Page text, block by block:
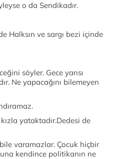
o da Sendikadır.
Halksın ve sargı bezi içinde
söyler. Gece yarısı
Ne yapacağını bilemeyen
yataktadır.Dedesi de
varamazlar. Çocuk hiçbir
kendince politikanın ne